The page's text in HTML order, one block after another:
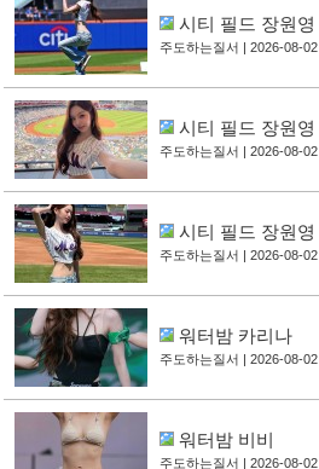
시티 필드 장원영
주도하는질서 | 2026-08-02
시티 필드 장원영
주도하는질서 | 2026-08-02
시티 필드 장원영
주도하는질서 | 2026-08-02
워터밤 카리나
주도하는질서 | 2026-08-02
워터밤 비비
주도하는질서 | 2026-08-02